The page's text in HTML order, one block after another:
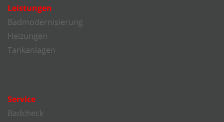
Leistungen
Badmodernisierung
Heizungen
Tankanlagen
Service
Badcheck